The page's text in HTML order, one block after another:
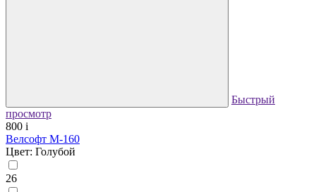
Быстрый
просмотр
800 i
Велсофт М-160
Цвет: Голубой
26